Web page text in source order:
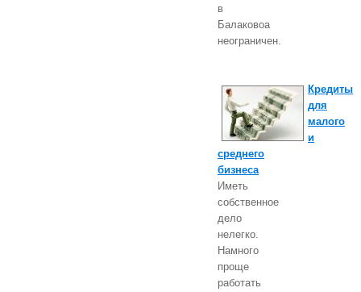
в
Балаковоа
неограничен.
Кредиты
для
малого
и
среднего
бизнеса
Иметь
собственное
дело
нелегко.
Намного
проще
работать